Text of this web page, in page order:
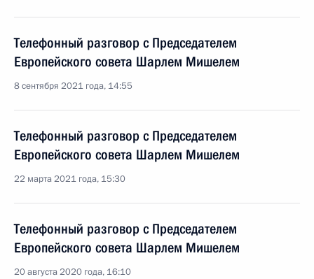
Телефонный разговор с Председателем
Европейского совета Шарлем Мишелем
8 сентября 2021 года, 14:55
Телефонный разговор с Председателем
Европейского совета Шарлем Мишелем
22 марта 2021 года, 15:30
Телефонный разговор с Председателем
Европейского совета Шарлем Мишелем
20 августа 2020 года, 16:10